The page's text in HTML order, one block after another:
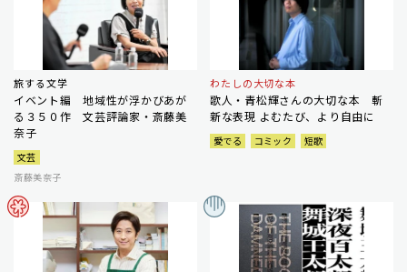
旅する文学
イベント編 地域性が浮かびあが
る３５０作 文芸評論家・斎藤美
奈子
文芸
斎藤美奈子
わたしの大切な本
歌人・青松輝さんの大切な本 斬
新な表現 よむたび、より自由に
愛でる コミック 短歌